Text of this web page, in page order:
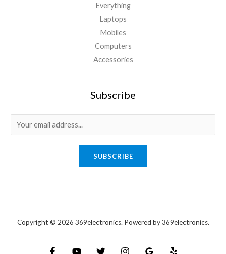
Everything
Laptops
Mobiles
Computers
Accessories
Subscribe
m
SUBSCRIBE
Copyright © 2026 369electronics. Powered by 369electronics.